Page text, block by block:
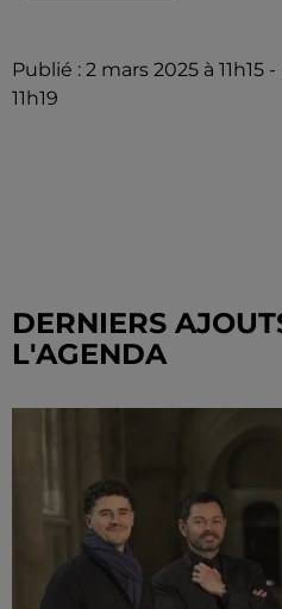
Publié : 2 mars 2025 à 11h15
11h19
DERNIERS
L'AGENDA